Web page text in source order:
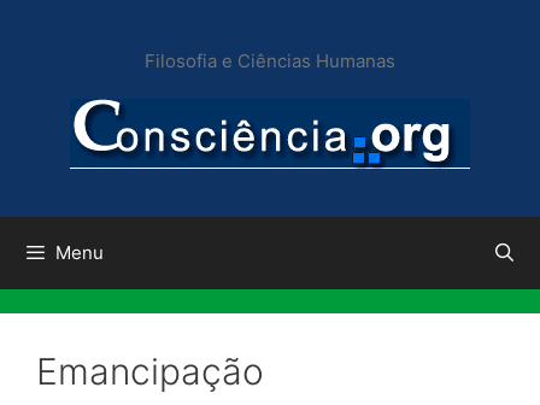
conteúdo
Filosofia e Ciências Humanas
Menu
Emancipação